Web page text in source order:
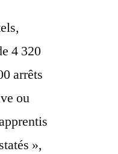
4 320
arrêts
ou
»,